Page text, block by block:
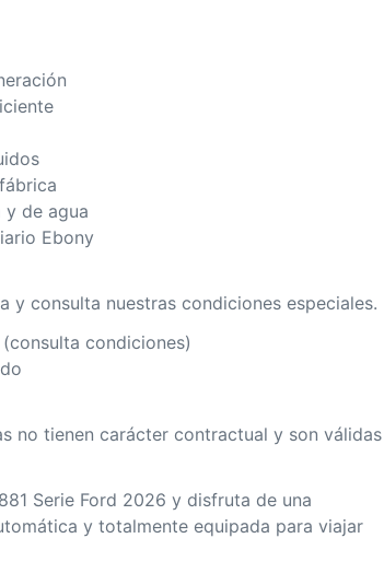
de agua
Ebony
y consulta nuestras condiciones especiales.
condiciones)
no tienen carácter contractual y son válidas
Serie Ford 2026 y disfruta de una
y totalmente equipada para viajar